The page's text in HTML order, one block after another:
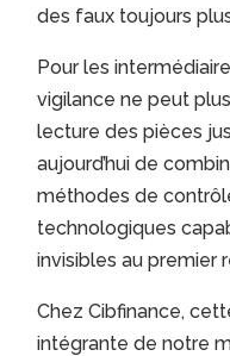
des faux toujours
Pour les
vigilance ne peut
lecture des pièces
aujourd’hui de
méthodes de
technologiques
invisibles au premier
Chez Cibfinance,
intégrante de notre